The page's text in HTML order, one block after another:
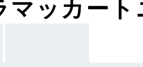
マッカート